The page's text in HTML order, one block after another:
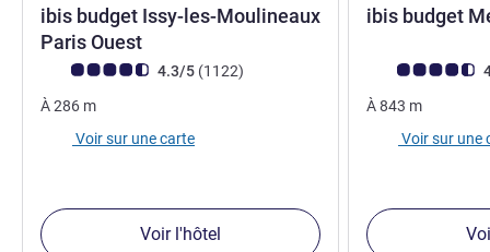
ibis budget Issy-les-Moulineaux
Paris Ouest
Note Avis clients (Note ALL)
4.3/5 (1122avis
)
À286 m
Voir sur une carte
Voir l'hôtel
ibis budget
Note Avis clients
À843 m
Voir sur une